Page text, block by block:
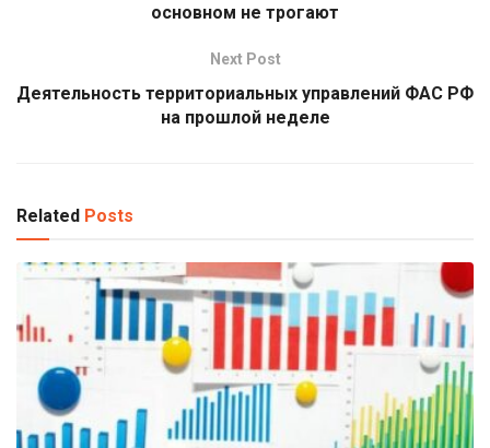
основном не трогают
Next Post
Деятельность территориальных управлений ФАС РФ
на прошлой неделе
Related Posts